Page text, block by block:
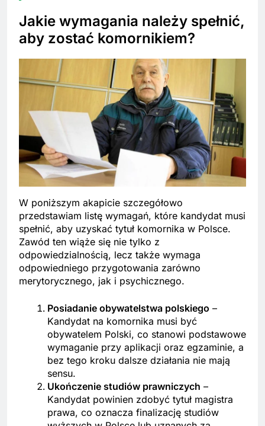
Jakie wymagania należy spełnić,
aby zostać komornikiem?
W poniższym akapicie szczegółowo
przedstawiam listę wymagań, które kandydat musi
spełnić, aby uzyskać tytuł komornika w Polsce.
Zawód ten wiąże się nie tylko z
odpowiedzialnością, lecz także wymaga
odpowiedniego przygotowania zarówno
merytorycznego, jak i psychicznego.
Posiadanie obywatelstwa polskiego –
Kandydat na komornika musi być
obywatelem Polski, co stanowi podstawowe
wymaganie przy aplikacji oraz egzaminie, a
bez tego kroku dalsze działania nie mają
sensu.
Ukończenie studiów prawniczych –
Kandydat powinien zdobyć tytuł magistra
prawa, co oznacza finalizację studiów